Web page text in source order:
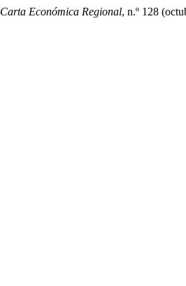
Carta Económica Regional, n.º 128